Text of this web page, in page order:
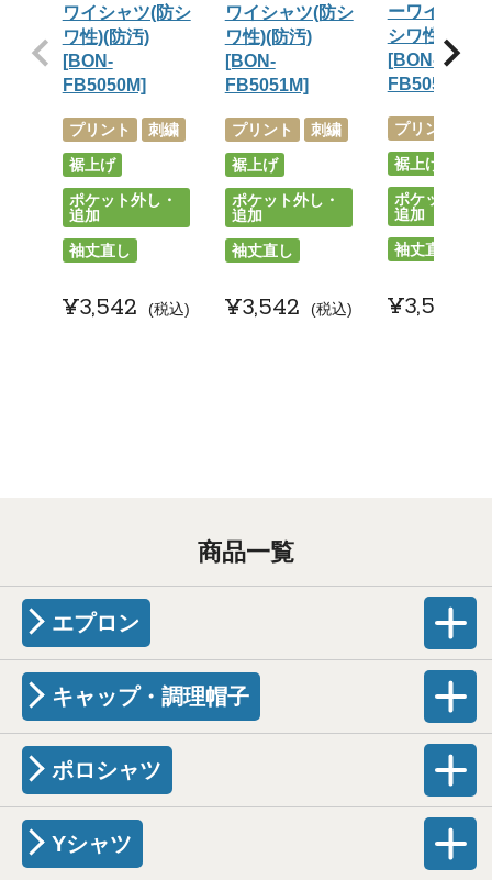
ワイシャツ(防シ
ワ性)(防汚)
[BON-
FB5050M]
プリント
刺繍
裾上げ
ポケット外し・
追加
袖丈直し
¥3,542 税込
ワイシャツ(防シ
ワ性)(防汚)
[BON-
FB5051M]
プリント
刺繍
裾上げ
ポケット外し・
追加
袖丈直し
¥3,542 税込
ーワイシャ
シワ性)(防汚)
[BON-
FB5052M]
プリント
裾上げ
ポケット外し
追加
袖丈直し
¥3,542
商品一覧
エプロン
キャップ・調理帽子
ポロシャツ
Yシャツ